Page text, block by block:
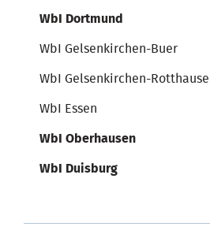
WbI Dortmund
WbI Gelsenkirchen-Buer
WbI Gelsenkirchen-
WbI Essen
WbI Oberhausen
WbI Duisburg